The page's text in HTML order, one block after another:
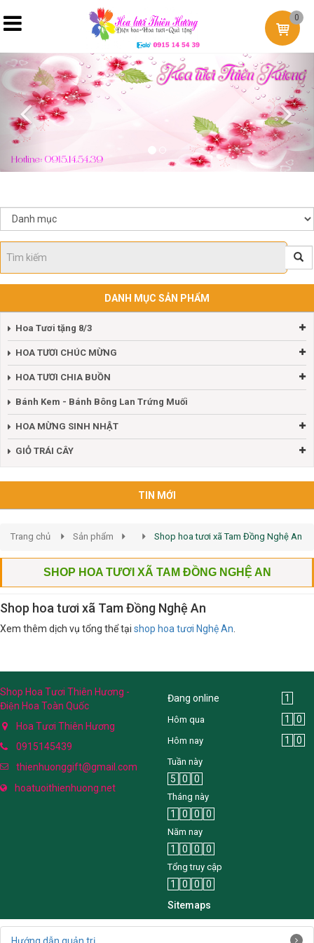
0
Previous
DANH MỤC SẢN PHẨM
Hoa Tươi tặng 8/3
HOA TƯƠI CHÚC MỪNG
HOA TƯƠI CHIA BUỒN
Bánh Kem - Bánh Bông Lan Trứng Muối
HOA MỪNG SINH NHẬT
GIỎ TRÁI CÂY
TIN MỚI
Trang chủ Sản phẩm Shop hoa tươi xã Tam Đồng Nghệ An
SHOP HOA TƯƠI XÃ TAM ĐỒNG NGHỆ AN
Shop hoa tươi xã Tam Đồng Nghệ An
Xem thêm dịch vụ tổng thể tại shop hoa tươi Nghệ An
Shop Hoa Tươi Thiên Hương -
Điện Hoa Toàn Quốc
Hoa Tươi Thiên Hương
0915145439
thienhuonggift@gmail.com
hoatuoithienhuong.net
Đang online 1
Hôm qua 1 0
Hôm nay 1 0
Tuần này
5 0 0
Tháng này
1 0 0 0
Năm nay
1 0 0 0
Tổng truy cập
1 0 0
0
Sitemaps
Hướng dẫn quản trị